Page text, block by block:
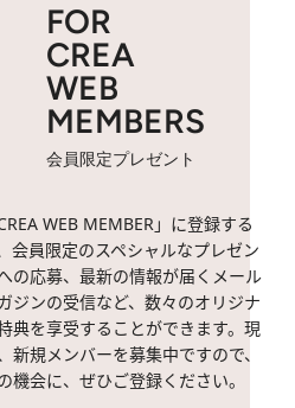
FOR
CREA
WEB
MEMBERS
会員限定プレゼント
CREA WEB MEMBER」に登録する
会員限定のスペシャルなプレゼン
の応募、最新の情報が届くメール
ジンの受信など、数々のオリジナ
典を享受することができます。現
新規メンバーを募集中ですので、
機会に、ぜひご登録ください。